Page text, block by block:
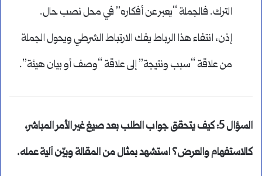
الترك. فالجملة “يعبر عن أفكاره” في محل نصب حال.
إذن، انتفاء هذا الرباط يفك الارتباط الشرطي ويحول الجملة
من علاقة “سبب ونتيجة” إلى علاقة “وصف أو بيان هيئة”.
السؤال 5: كيف يتحقق جواب الطلب بعد صيغ غير الأمر المباشر،
كالاستفهام والعرض؟ استشهد بمثال من المقالة وبيّن آلية عمله.